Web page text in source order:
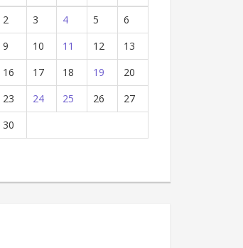
2 3 4 5
6
9 10 11 12
13
16 17 18 19
20
23 24 25 26
27
30